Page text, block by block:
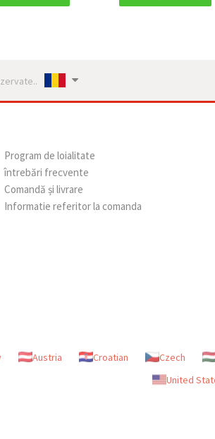
Program de loialitate
întrebări frecvente
Comandă și livrare
Informatie referitor la comanda
Austria Croatian Czech
United